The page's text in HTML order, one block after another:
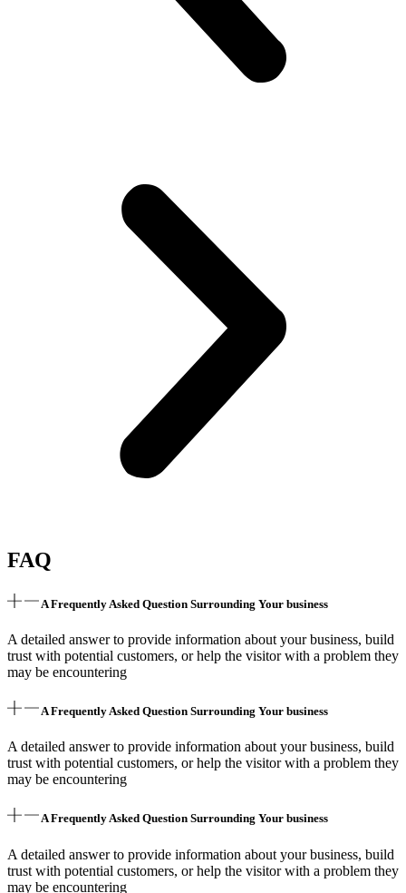
FAQ
A Frequently Asked Question Surrounding Your business
A detailed answer to provide information about your business, build
trust with potential customers, or help the visitor with a problem they
may be encountering
A Frequently Asked Question Surrounding Your business
A detailed answer to provide information about your business, build
trust with potential customers, or help the visitor with a problem they
may be encountering
A Frequently Asked Question Surrounding Your business
A detailed answer to provide information about your business, build
trust with potential customers, or help the visitor with a problem they
may be encountering